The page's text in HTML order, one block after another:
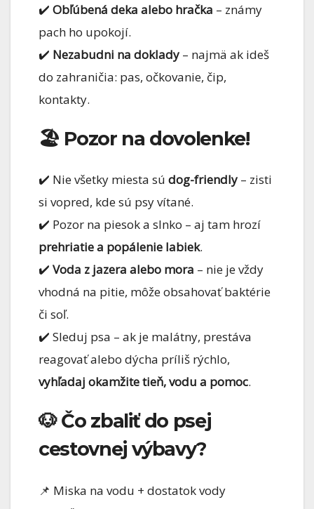
✔️ Obľúbená deka alebo hračka – známy
pach ho upokojí.
✔️ Nezabudni na doklady – najmä ak ideš
do zahraničia: pas, očkovanie, čip,
kontakty.
🏖 Pozor na dovolenke!
✔️ Nie všetky miesta sú dog-friendly – zisti
si vopred, kde sú psy vítané.
✔️ Pozor na piesok a slnko – aj tam hrozí
prehriatie a popálenie labiek.
✔️ Voda z jazera alebo mora – nie je vždy
vhodná na pitie, môže obsahovať baktérie
či soľ.
✔️ Sleduj psa – ak je malátny, prestáva
reagovať alebo dýcha príliš rýchlo,
vyhľadaj okamžite tieň, vodu a pomoc.
🐶 Čo zbaliť do psej
cestovnej výbavy?
📌 Miska na vodu + dostatok vody